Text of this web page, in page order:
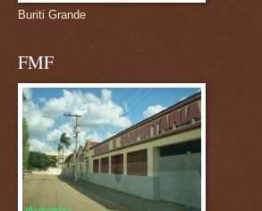
Buriti Grande
FMF